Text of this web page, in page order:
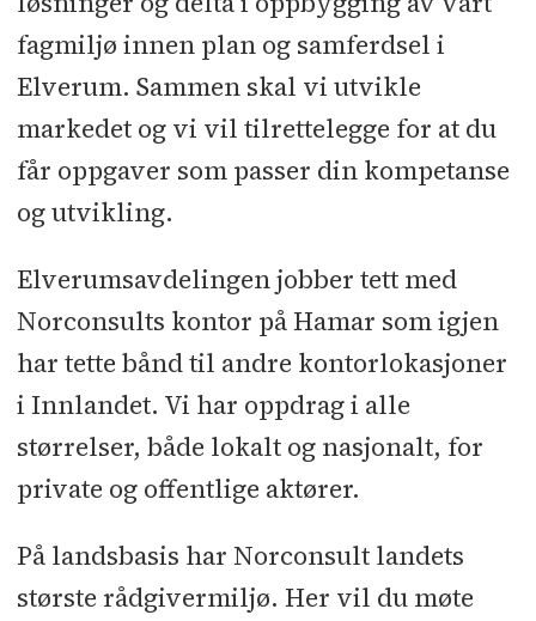
fagmiljø innen plan og samferdsel i
Elverum. Sammen skal vi utvikle
markedet og vi vil tilrettelegge for at du
får oppgaver som passer din kompetanse
og utvikling.
Elverumsavdelingen jobber tett med
Norconsults kontor på Hamar som igjen
har tette bånd til andre kontorlokasjoner
i Innlandet. Vi har oppdrag i alle
størrelser, både lokalt og nasjonalt, for
private og offentlige aktører.
På landsbasis har Norconsult landets
største rådgivermiljø. Her vil du møte